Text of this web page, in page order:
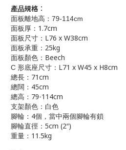
產品規格︰
面板離地高： 79-114cm
面板厚： 1.7cm
面板尺寸： L76 x W38cm
面板承重： 25kg
面板顏色： Beech
C 形底座尺寸： L71 x W45 x H8cm
總長： 71cm
總闊： 45cm
總高： 79-114cm
支架顏色：白色
腳輪： 4個，當中兩個腳輪有鎖
腳輪直徑： 5cm (2″)
重量： 11.5kg